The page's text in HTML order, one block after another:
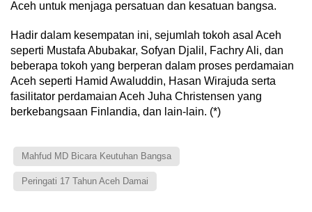
Aceh untuk menjaga persatuan dan kesatuan bangsa.
Hadir dalam kesempatan ini, sejumlah tokoh asal Aceh
seperti Mustafa Abubakar, Sofyan Djalil, Fachry Ali, dan
beberapa tokoh yang berperan dalam proses perdamaian
Aceh seperti Hamid Awaluddin, Hasan Wirajuda serta
fasilitator perdamaian Aceh Juha Christensen yang
berkebangsaan Finlandia, dan lain-lain. (*)
Mahfud MD Bicara Keutuhan Bangsa
Peringati 17 Tahun Aceh Damai